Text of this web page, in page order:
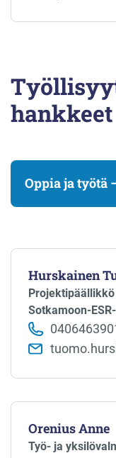
hankkeet
Oppia ja työtä
Hurskainen
Sotkamoon-
Orenius Anne
Työ- ja